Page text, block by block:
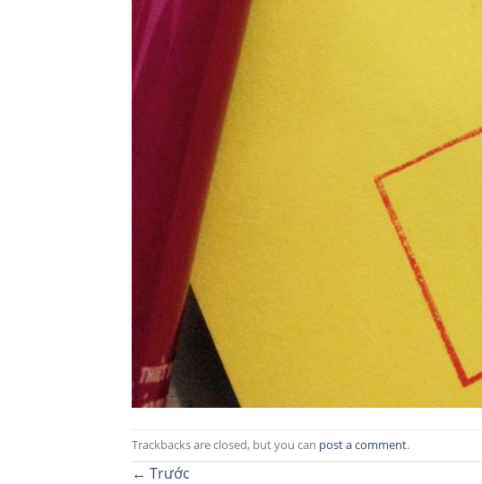
Trackbacks are closed, but you can post a comment.
← Trước